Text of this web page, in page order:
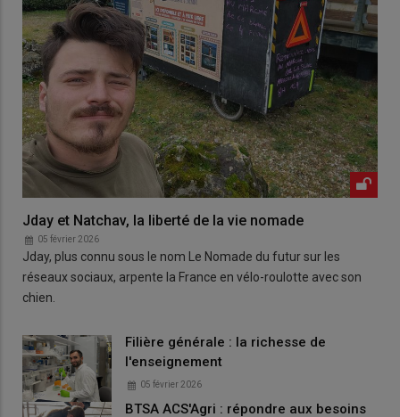
Jday et Natchav, la liberté de la vie nomade
05 février 2026
Jday, plus connu sous le nom Le Nomade du futur sur les
réseaux sociaux, arpente la France en vélo-roulotte avec son
chien.
Filière générale : la richesse de
l'enseignement
05 février 2026
BTSA ACS'Agri : répondre aux besoins